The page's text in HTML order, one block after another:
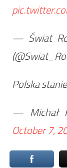
— Świat
Polska
— Michał
October 7,